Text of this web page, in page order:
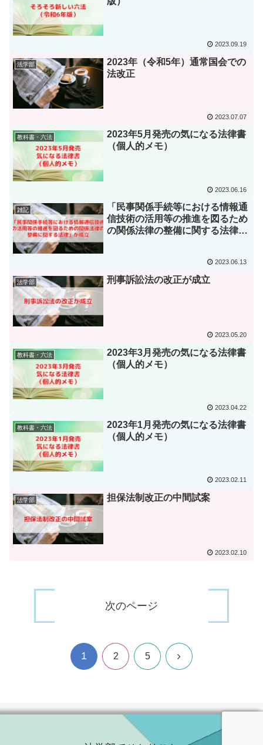
2023.09.19
法学部
2023年（令和5年）通常国会での
法改正
2023.07.07
教科書・六法
2023年5月発売の気になる法律書
（個人的メモ）
2023.06.16
雑記
「民事関係手続等における情報通
信技術の活用等の推進を図るため
の関係法律の整備に関する法律」
2023.06.13
法学部 刑事訴訟法の改正が成立
2023.05.20
教科書・六法
2023年3月発売の気になる法律書
（個人的メモ）
2023.04.22
教科書・六法
2023年1月発売の気になる法律書
（個人的メモ）
2023.02.11
法学部 担保法制改正の中間試案
2023.02.10
次のページ
1 2 5 次